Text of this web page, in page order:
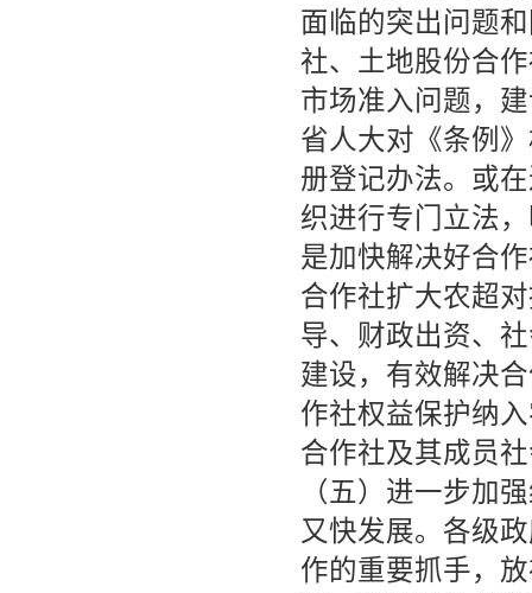
面临的突出问题
社、土地股份合
市场准入问题，
省人大对《条例
册登记办法。或
织进行专门立法
是加快解决好合
合作社扩大农超
导、财政出资、
建设，有效解决
作社权益保护纳
合作社及其成员
（五）进一步加
又快发展。各级
作的重要抓手，